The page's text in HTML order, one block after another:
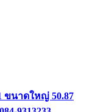
นาดใหญ่ 50.87